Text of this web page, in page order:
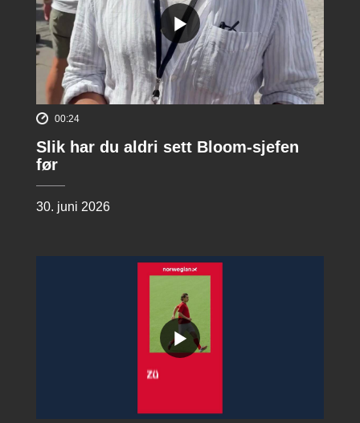
00:24
Slik har du aldri sett Bloom-sjefen
før
30. juni 2026